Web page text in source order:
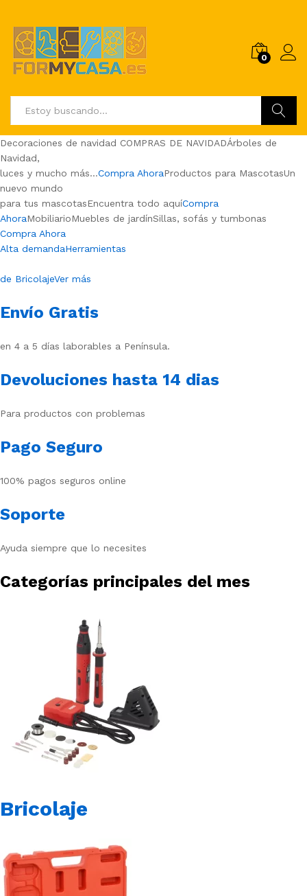
0
Buscar
Decoraciones de navidad COMPRAS DE NAVIDADÁrboles de
Navidad,
luces y mucho más…Compra AhoraProductos para MascotasUn
nuevo mundo
para tus mascotasEncuentra todo aquíCompra
AhoraMobiliarioMuebles de jardínSillas, sofás y tumbonas
Compra Ahora
Alta demandaHerramientas
de BricolajeVer más
Envío Gratis
en 4 a 5 días laborables a Península.
Devoluciones hasta 14 dias
Para productos con problemas
Pago Seguro
100% pagos seguros online
Soporte
Ayuda siempre que lo necesites
Categorías principales del mes
Bricolaje